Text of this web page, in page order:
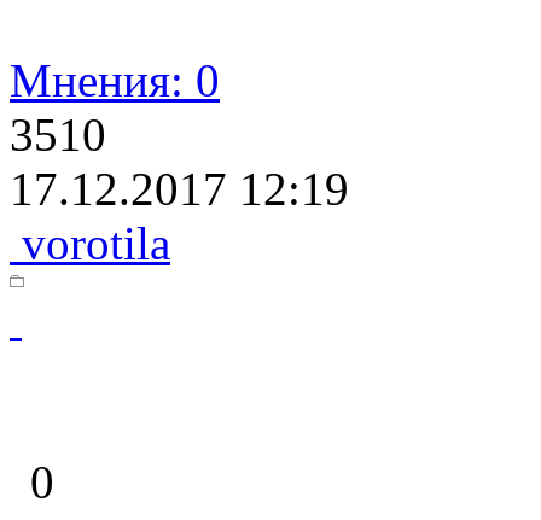
Мнения: 0
3510
17.12.2017 12:19
vorotila
0